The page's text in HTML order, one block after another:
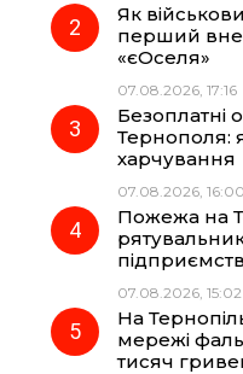
o
k
r
a
m
Як
перший
«єОселя»
07.08.2026, 17:16
Безоплатні
Тернополя:
харчування
07.08.2026, 16:00
Пожежа на
07.08.2026, 15:02
На
мережі
тисяч